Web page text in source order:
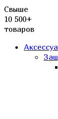
Свыше
10 500+
товаров